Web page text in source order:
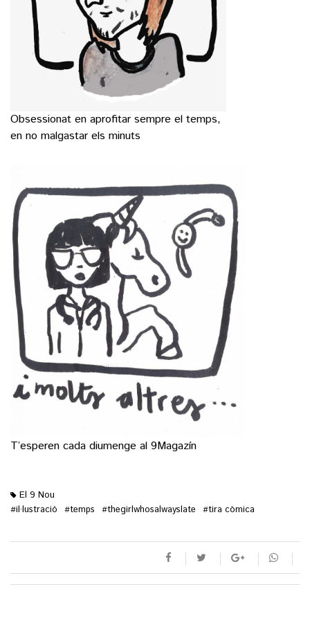
Obsessionat en aprofitar sempre el temps,
en no malgastar els minuts
T’esperen cada diumenge al 9Magazín
El 9 Nou
#il·lustració #temps #thegirlwhosalwayslate #tira còmica
M'agrada